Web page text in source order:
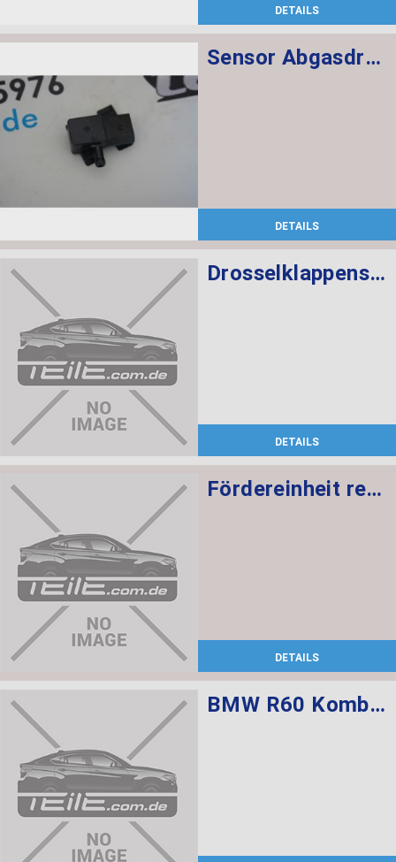
DETAILS
Sensor Abgasdruck
DETAILS
Drosselklappenstutzen
DETAILS
Fördereinheit rechts mit Intankpumpe 5 BAR
DETAILS
BMW R60 Kombischalter links L=520